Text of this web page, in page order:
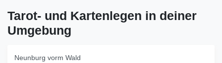
Tarot- und Kartenlegen in deiner
Umgebung
Neunburg vorm Wald